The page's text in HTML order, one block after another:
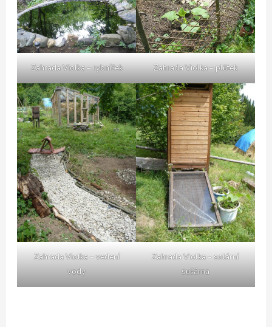
Zahrada Violka – rybníček Zahrada Violka – plůtek
Zahrada Violka – vedení
vody
Zahrada Violka – solární
sušárna